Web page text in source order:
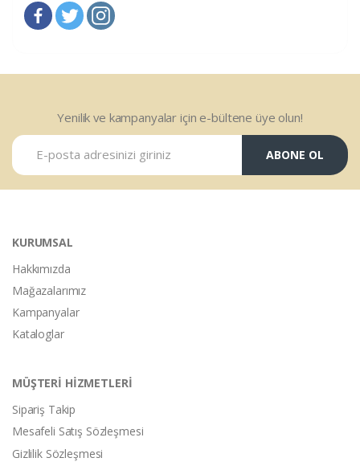
Yenilik ve kampanyalar için e-bültene üye olun!
ABONE OL
KURUMSAL
Hakkımızda
Mağazalarımız
Kampanyalar
Kataloglar
MÜŞTERİ HİZMETLERİ
Sipariş Takip
Mesafeli Satış Sözleşmesi
Gizlilik Sözleşmesi